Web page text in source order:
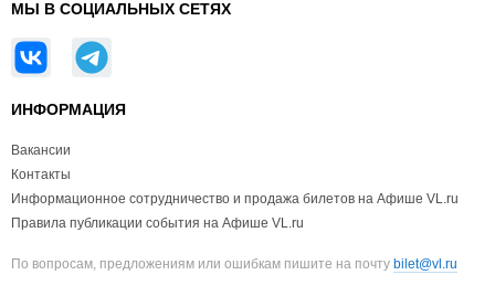
МЫ В СОЦИАЛЬНЫХ СЕТЯХ
ИНФОРМАЦИЯ
Вакансии
Контакты
Информационное сотрудничество и продажа билетов на Афише VL.ru
Правила публикации события на Афише VL.ru
По вопросам, предложениям или ошибкам пишите на почту bilet@vl.ru